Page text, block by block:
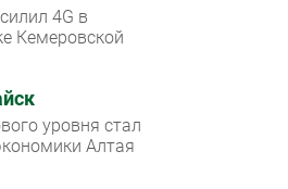
4G в
Кемеровской
уровня стал
Алтая